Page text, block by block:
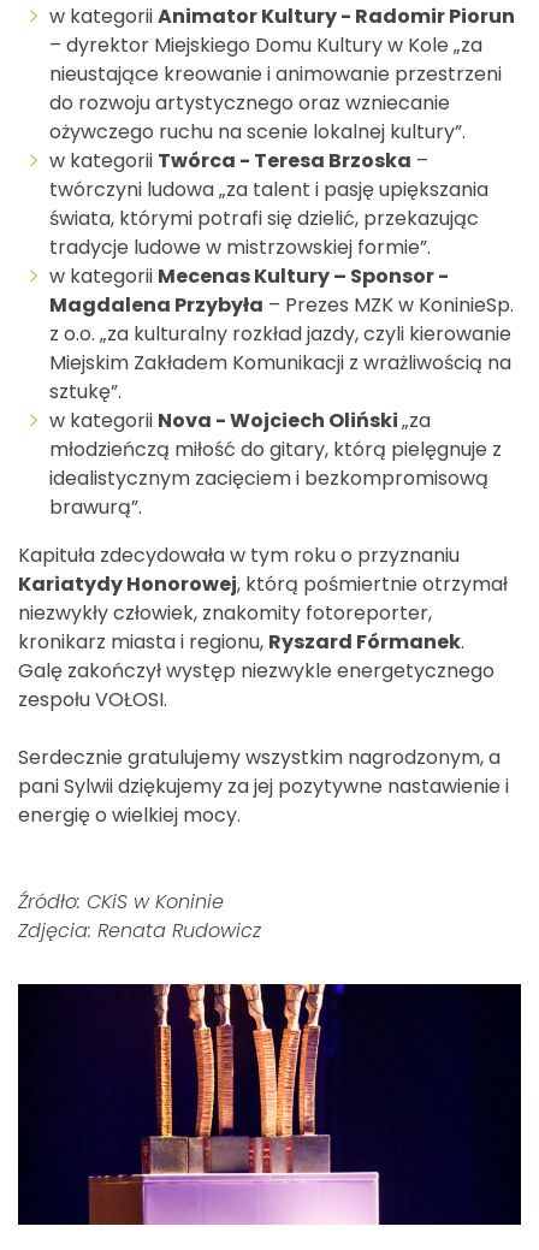
w kategoriiAnimator Kultury - Radomir Piorun
– dyrektor Miejskiego Domu Kultury w Kole „za
nieustające kreowanie i animowanie przestrzeni
do rozwoju artystycznego oraz wzniecanie
ożywczego ruchu na scenie lokalnej kultury”.
w kategorii Twórca - Teresa Brzoska –
twórczyni ludowa „za talent i pasję upiększania
świata, którymi potrafi się dzielić, przekazując
tradycje ludowe w mistrzowskiej formie”.
w kategorii Mecenas Kultury – Sponsor -
Magdalena Przybyła – Prezes MZK w KoninieSp.
z o.o. „za kulturalny rozkład jazdy, czyli kierowanie
Miejskim Zakładem Komunikacji z wrażliwością na
sztukę”.
w kategorii Nova - Wojciech Oliński„za
młodzieńczą miłość do gitary, którą pielęgnuje z
idealistycznym zacięciem i bezkompromisową
brawurą”.
Kapituła zdecydowała w tym roku o przyznaniu
Kariatydy Honorowej, którą pośmiertnie otrzymał
niezwykły człowiek, znakomity fotoreporter,
kronikarz miasta i regionu, Ryszard Fórmanek.
Galę zakończył występ niezwykle energetycznego
zespołu VOŁOSI.
Serdecznie gratulujemy wszystkim nagrodzonym, a
pani Sylwii dziękujemy za jej pozytywne nastawienie i
energię o wielkiej mocy.
Źródło: CKiS w Koninie
Zdjęcia: Renata Rudowicz